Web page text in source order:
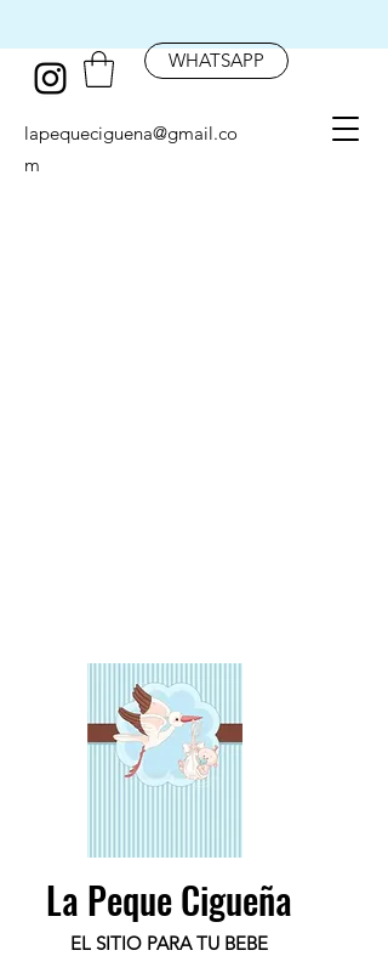
WHATSAPP
lapequeciguena@gmail.co
m
La Peque Cigueña
EL SITIO PARA TU BEBE